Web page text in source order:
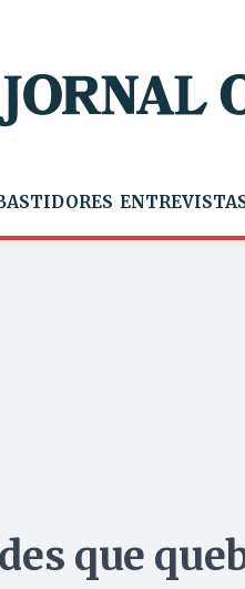
que